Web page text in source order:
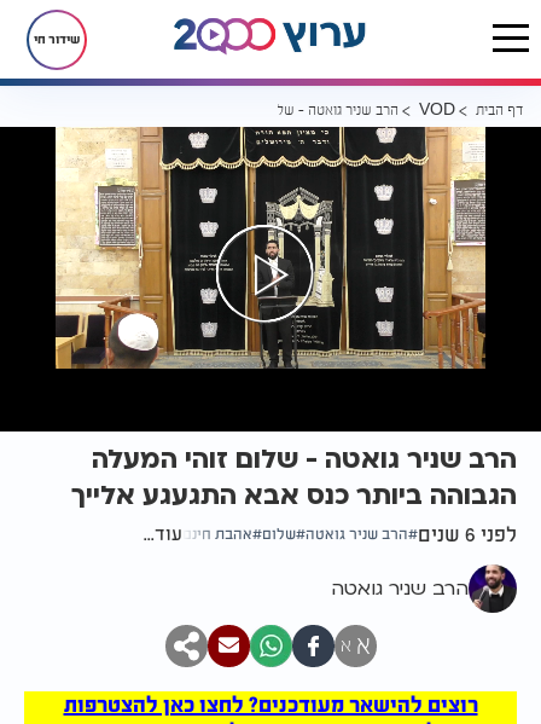
שידור חי
דף הבית VOD הרב שניר גואטה - שלום זוהי המעלה הגבוהה ביותר כנס אבא התגעגע
הרב שניר גואטה - שלום זוהי המעלה
הגבוהה ביותר כנס אבא התגעגע אלייך
לפני 6 שנים הרב שניר גואטה שלום אהבת חינם עוד...
הרב שניר גואטה
א א
רוצים להישאר מעודכנים? לחצו כאן להצטרפות